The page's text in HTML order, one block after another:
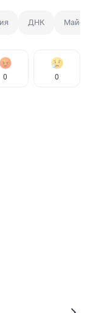
ДНК
0 0